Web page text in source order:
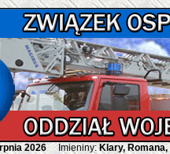
2026 Imieniny:Klary,